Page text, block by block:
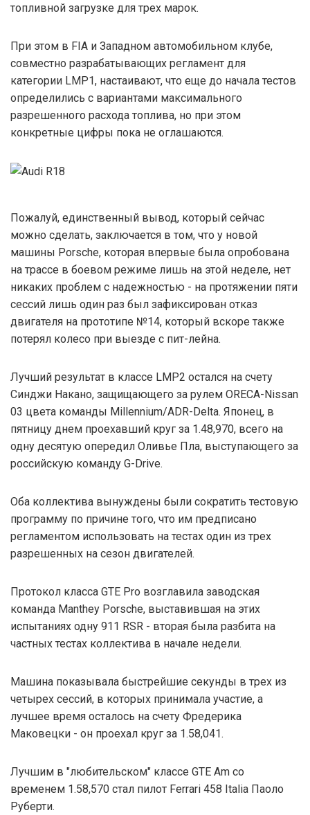
топливной загрузке для трех марок.
При этом в FIA и Западном автомобильном клубе,
совместно разрабатывающих регламент для
категории LMP1, настаивают, что еще до начала тестов
определились с вариантами максимального
разрешенного расхода топлива, но при этом
конкретные цифры пока не оглашаются.
Пожалуй, единственный вывод, который сейчас
можно сделать, заключается в том, что у новой
машины Porsche, которая впервые была опробована
на трассе в боевом режиме лишь на этой неделе, нет
никаких проблем с надежностью - на протяжении пяти
сессий лишь один раз был зафиксирован отказ
двигателя на прототипе №14, который вскоре также
потерял колесо при выезде с пит-лейна.
Лучший результат в классе LMP2 остался на счету
Синджи Накано, защищающего за рулем ORECA-Nissan
03 цвета команды Millennium/ADR-Delta. Японец, в
пятницу днем проехавший круг за 1.48,970, всего на
одну десятую опередил Оливье Пла, выступающего за
российскую команду G-Drive.
Оба коллектива вынуждены были сократить тестовую
программу по причине того, что им предписано
регламентом использовать на тестах один из трех
разрешенных на сезон двигателей.
Протокол класса GTE Pro возглавила заводская
команда Manthey Porsche, выставившая на этих
испытаниях одну 911 RSR - вторая была разбита на
частных тестах коллектива в начале недели.
Машина показывала быстрейшие секунды в трех из
четырех сессий, в которых принимала участие, а
лучшее время осталось на счету Фредерика
Маковецки - он проехал круг за 1.58,041.
Лучшим в "любительском" классе GTE Am со
временем 1.58,570 стал пилот Ferrari 458 Italia Паоло
Руберти.